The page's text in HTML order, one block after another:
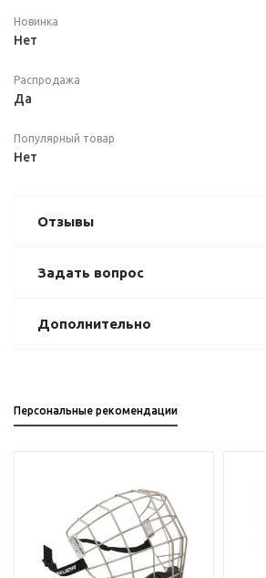
Новинка
Нет
Распродажа
Да
Популярный товар
Нет
Отзывы
Задать вопрос
Дополнительно
Персональные рекомендации